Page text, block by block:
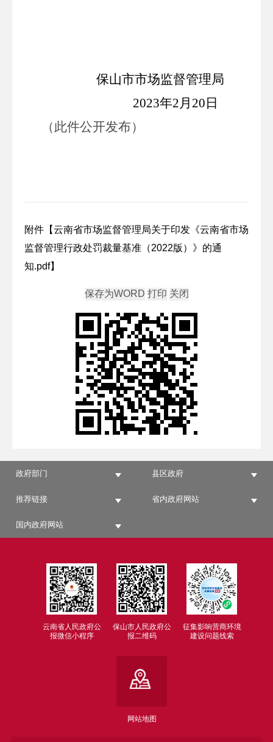
保山市市场监督管理局
2023年2月 20 日
（此件公开发布）
附件【云南省市场监督管理局关于印发《云南省市场
监督管理行政处罚裁量基准（2022版）》的通
知.pdf】
政府部门 县区政府
推荐链接 省内政府网站
国内政府网站
云南省人民政府公
报微信小程序
保山市人民政府公
报二维码
征集影响营商环境
建设问题线索
网站地图